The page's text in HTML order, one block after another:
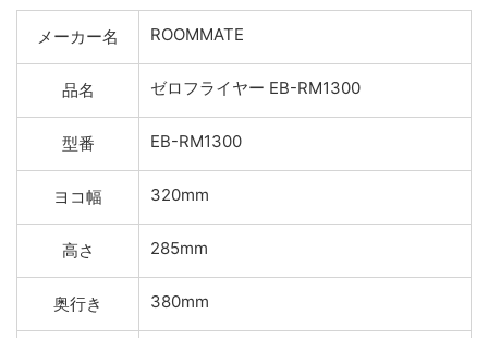
メーカー名 ROOMMATE
品名 ゼロフライヤー EB-RM1300
型番 EB-RM1300
ヨコ幅 320mm
高さ 285mm
奥行き 380mm